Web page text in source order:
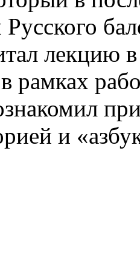
лекцию
рамках
и